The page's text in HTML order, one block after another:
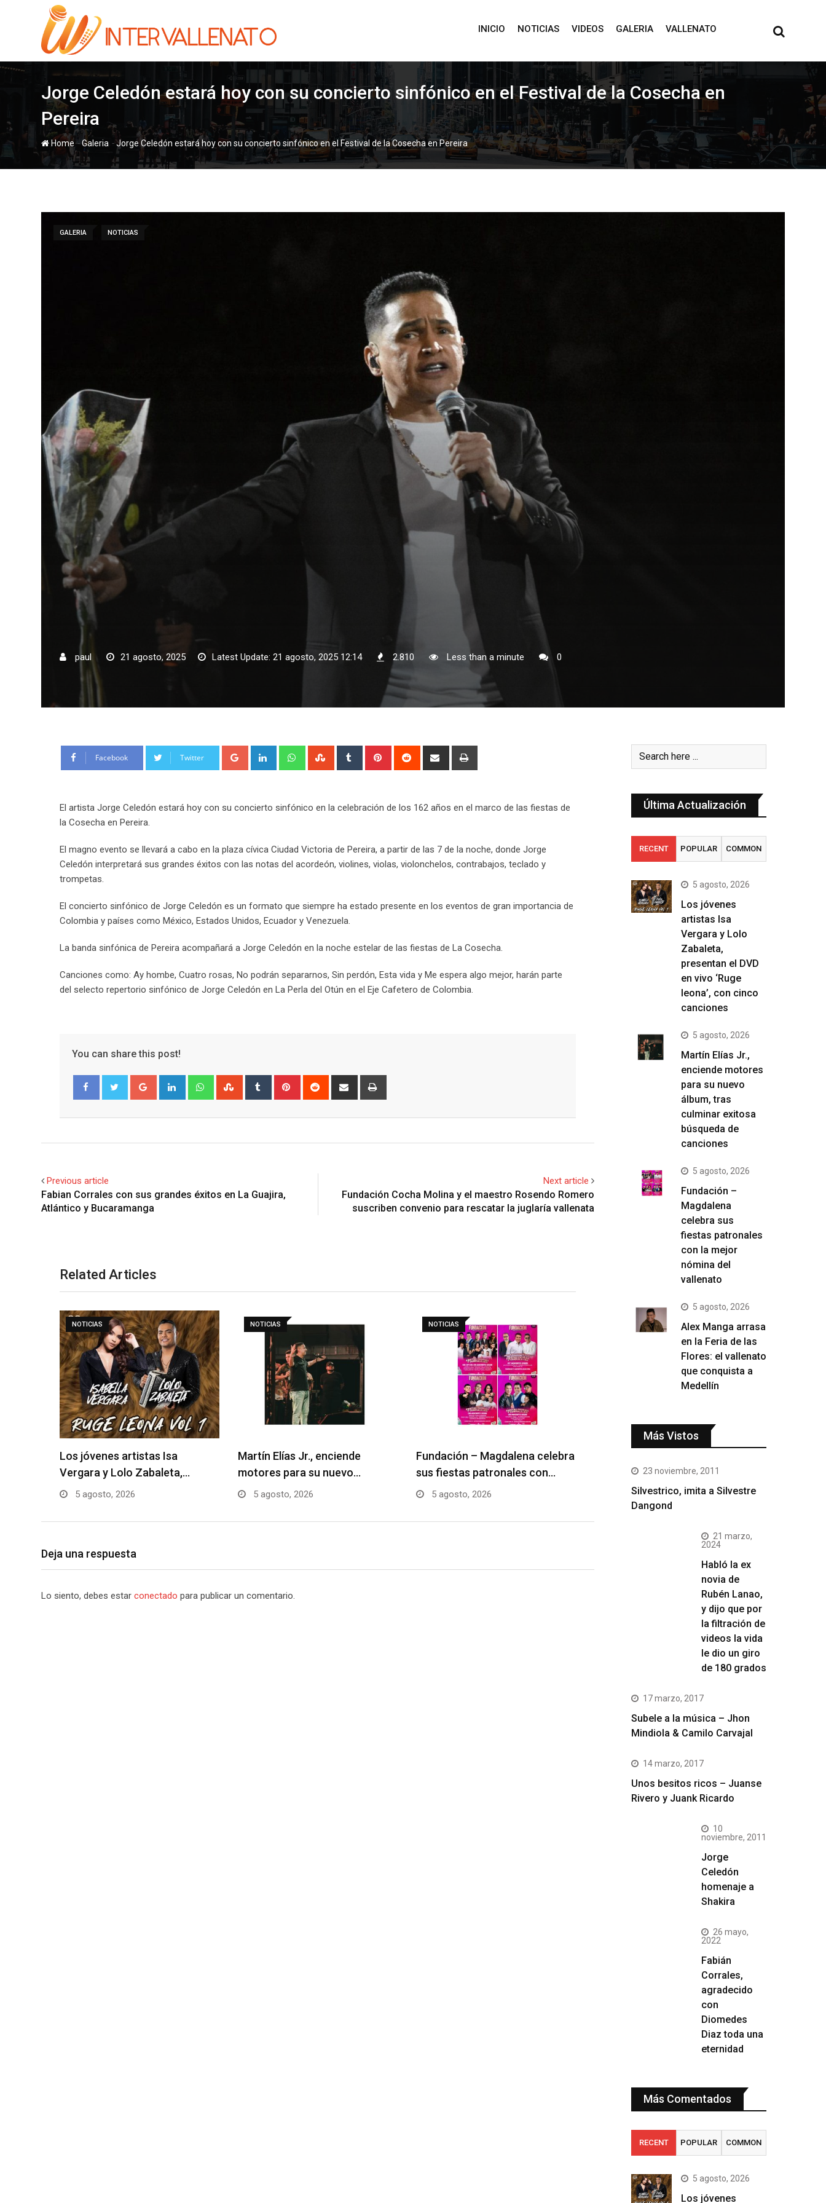
INICIO NOTICIAS VIDEOS GALERIA VALLENATO
Jorge Celedón estará hoy con su concierto sinfónico en el Festival de la Cosecha en
Pereira
Home-Galeria -Jorge Celedón estará hoy con su concierto sinfónico en el Festival de la Cosecha en Pereira
GALERIA NOTICIAS
paul 21 agosto, 2025 Latest Update: 21 agosto, 2025 12:14 2.810 Less than a minute 0
Facebook Twitter Google+ LinkedIn WhatsappStumbleUpon
Tumblr Pinterest Reddit
Share
El artista Jorge Celedón estará hoy con su concierto sinfónico en la celebración de los 162 años en el marco de las fiestas de
la Cosecha en Pereira.
El magno evento se llevará a cabo en la plaza cívica Ciudad Victoria de Pereira, a partir de las 7 de la noche, donde Jorge
Celedón interpretará sus grandes éxitos con las notas del acordeón, violines, violas, violonchelos, contrabajos, teclado y
trompetas.
El concierto sinfónico de Jorge Celedón es un formato que siempre ha estado presente en los eventos de gran importancia de
Colombia y países como México, Estados Unidos, Ecuador y Venezuela.
La banda sinfónica de Pereira acompañará a Jorge Celedón en la noche estelar de las fiestas de La Cosecha.
Canciones como: Ay hombe, Cuatro rosas, No podrán separarnos, Sin perdón, Esta vida y Me espera algo mejor, harán parte
del selecto repertorio sinfónico de Jorge Celedón en La Perla del Otún en el Eje Cafetero de Colombia.
You can share this post!
Google+ LinkedIn WhatsappStumbleUpon
Tumblr Pinterest Reddit
Share
Previous article
Fabian Corrales con sus grandes éxitos en La Guajira,
Atlántico y Bucaramanga
Next article
Fundación Cocha Molina y el maestro Rosendo Romero
suscriben convenio para rescatar la juglaría vallenata
Related Articles
NOTICIAS
Los jóvenes artistas Isa
Vergara y Lolo Zabaleta,…
5 agosto, 2026
NOTICIAS
Martín Elías Jr., enciende
motores para su nuevo…
5 agosto, 2026
NOTICIAS
Fundación – Magdalena celebra
sus fiestas patronales con…
5 agosto, 2026
Deja una respuesta
Lo siento, debes estar conectado para publicar un comentario.
Última Actualización
RECENT POPULAR COMMON
5 agosto, 2026
Los jóvenes
artistas Isa
Vergara y Lolo
Zabaleta,
presentan el DVD
en vivo ‘Ruge
leona’, con cinco
canciones
5 agosto, 2026
Martín Elías Jr.,
enciende motores
para su nuevo
álbum, tras
culminar exitosa
búsqueda de
canciones
5 agosto, 2026
Fundación –
Magdalena
celebra sus
fiestas patronales
con la mejor
nómina del
vallenato
5 agosto, 2026
Alex Manga arrasa
en la Feria de las
Flores: el vallenato
que conquista a
Medellín
Más Vistos
23 noviembre, 2011
Silvestrico, imita a Silvestre
Dangond
21 marzo,
2024
Habló la ex
novia de
Rubén Lanao,
y dijo que por
la filtración de
videos la vida
le dio un giro
de 180 grados
17 marzo, 2017
Subele a la música – Jhon
Mindiola & Camilo Carvajal
14 marzo, 2017
Unos besitos ricos – Juanse
Rivero y Juank Ricardo
10
noviembre, 2011
Jorge
Celedón
homenaje a
Shakira
26 mayo,
2022
Fabián
Corrales,
agradecido
con
Diomedes
Diaz toda una
eternidad
Más Comentados
RECENT POPULAR COMMON
5 agosto, 2026
Los jóvenes